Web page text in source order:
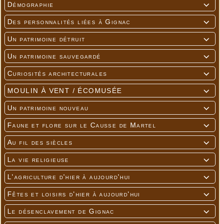

Démographie

Des personnalités liées à Gignac

Un patrimoine détruit

Un patrimoine sauvegardé

Curiosités architecturales

MOULIN À VENT / ÉCOMUSÉE

Un patrimoine nouveau

Faune et flore sur le Causse de Martel

Au fil des siècles

La vie religieuse

L'agriculture d'hier à aujourd'hui

Fêtes et loisirs d'hier à aujourd'hui

Le désenclavement de Gignac